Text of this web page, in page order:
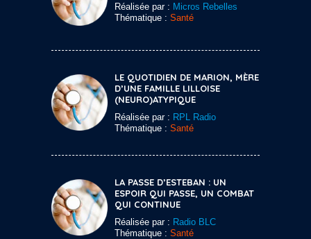
Réalisée par : Micros Rebelles
Thématique : Santé
LE QUOTIDIEN DE MARION, MÈRE
D’UNE FAMILLE LILLOISE
(NEURO)ATYPIQUE
Réalisée par : RPL Radio
Thématique : Santé
LA PASSE D’ESTEBAN : UN
ESPOIR QUI PASSE, UN COMBAT
QUI CONTINUE
Réalisée par : Radio BLC
Thématique : Santé